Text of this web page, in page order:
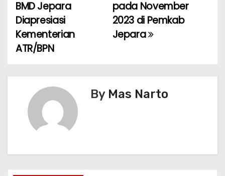
o
s
n
pada November
2023 di Pemkab
Jepara
BMD Jepara
Diapresiasi
Kementerian
ATR/BPN
By Mas Narto